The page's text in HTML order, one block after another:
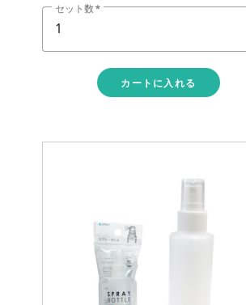
セット数
カートに入れる